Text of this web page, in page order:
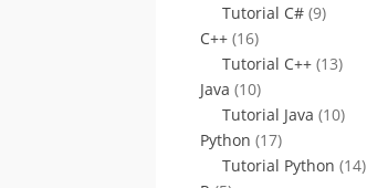
Tutorial C# (9)
C++ (16)
Tutorial C++ (13)
Java (10)
Tutorial Java (10)
Python (17)
Tutorial Python (14)